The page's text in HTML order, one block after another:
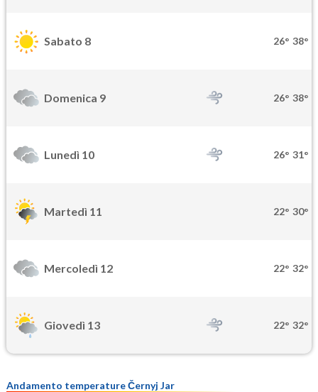
Sabato 8 26° 38°
Domenica 9 26° 38°
Lunedì 10 26° 31°
Martedì 11 22° 30°
Mercoledì 12 22° 32°
Giovedì 13 22° 32°
Andamento temperature Černyj Jar